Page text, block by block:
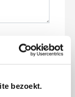
bezoekt.